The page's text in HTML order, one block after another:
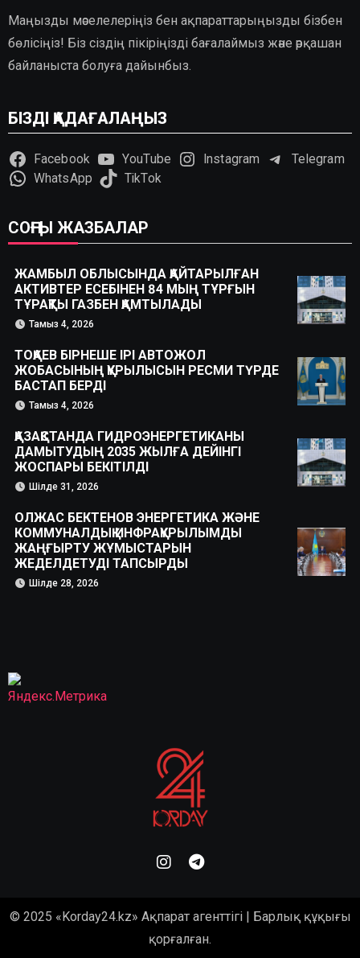
Маңызды мәселелеріңіз бен ақпараттарыңызды бізбен
бөлісіңіз! Біз сіздің пікіріңізді бағалаймыз және әрқашан
байланыста болуға дайынбыз.
БІЗДІ ҚАДАҒАЛАҢЫЗ
Facebook YouTube Instagram
Telegram
WhatsApp
TikTok
СОҢҒЫ ЖАЗБАЛАР
ЖАМБЫЛ ОБЛЫСЫНДА ҚАЙТАРЫЛҒАН
АКТИВТЕР ЕСЕБІНЕН 84 МЫҢ ТҰРҒЫН
ТҰРАҚТЫ ГАЗБЕН ҚАМТЫЛАДЫ
Тамыз 4, 2026
ТОҚАЕВ БІРНЕШЕ ІРІ АВТОЖОЛ
ЖОБАСЫНЫҢ ҚҰРЫЛЫСЫН РЕСМИ ТҮРДЕ
БАСТАП БЕРДІ
Тамыз 4, 2026
ҚАЗАҚСТАНДА ГИДРОЭНЕРГЕТИКАНЫ
ДАМЫТУДЫҢ 2035 ЖЫЛҒА ДЕЙІНГІ
ЖОСПАРЫ БЕКІТІЛДІ
Шілде 31, 2026
ОЛЖАС БЕКТЕНОВ ЭНЕРГЕТИКА ЖӘНЕ
КОММУНАЛДЫҚ ИНФРАҚҰРЫЛЫМДЫ
ЖАҢҒЫРТУ ЖҰМЫСТАРЫН
ЖЕДЕЛДЕТУДІ ТАПСЫРДЫ
Шілде 28, 2026
© 2025 «Korday24.kz» Ақпарат агенттігі | Барлық құқығы
қорғалған.